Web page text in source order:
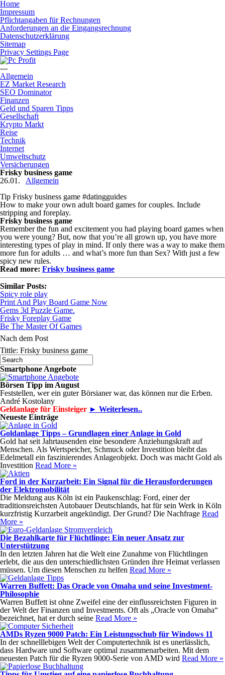
Home
Impressum
Pflichtangaben für Rechnungen
Anforderungen an die Eingangsrechnung
Datenschutzerklärung
Sitemap
Privacy Settings Page
---
Allgemein
EZ Market Research
SEO Dominator
Finanzen
Geld und Sparen Tipps
Gesellschaft
Krypto Markt
Reise
Technik
Internet
Umweltschutz
Versicherungen
Frisky business game
26.01.
Allgemein
Tip Frisky business game #datingguides
How to make your own adult board games for couples. Include
stripping and foreplay.
Frisky business game
Remember the fun and excitement you had playing board games when
you were young? But, now that you’re all grown up, you have more
interesting types of play in mind. If only there was a way to make them
more fun for adults … and what’s more fun than Sex? With just a few
spicy new rules.
Read more: Frisky business game
Similar Posts:
Spicy role play
Print And Play Board Game Now
Gems 3d Puzzle Game.
Frisky Foreplay Game
Be The Master Of Games
Nach dem Post
Tittle: Frisky business game
Smartphone Angebote
Börsen Tipp im August
Feststellen, wer ein guter Börsianer war, das können nur die Erben.
André Kostolany
Geldanlage für Einsteiger ► Weiterlesen..
Neueste Einträge
Goldanlage Tipps – Grundlagen einer Anlage in Gold
Gold hat seit Jahrtausenden eine besondere Anziehungskraft auf
Menschen. Als Wertspeicher, Schmuck oder Investition bleibt das
Edelmetall ein faszinierendes Anlageobjekt. Doch was macht Gold als
Investition Read More »
Ford in der Kurzarbeit: Ein Signal für die Herausforderungen
der Elektromobilität
Die Meldung aus Köln ist ein Paukenschlag: Ford, einer der
traditionsreichsten Autobauer Deutschlands, hat für sein Werk in Köln
kurzfristig Kurzarbeit angekündigt. Der Grund? Die Nachfrage Read
More »
Die Bezahlkarte für Flüchtlinge: Ein neuer Ansatz zur
Unterstützung
In den letzten Jahren hat die Welt eine Zunahme von Flüchtlingen
erlebt, die aus den unterschiedlichsten Gründen ihre Heimat verlassen
müssen. Um diesen Menschen zu helfen Read More »
Warren Buffett: Das Oracle von Omaha und seine Investment-
Philosophie
Warren Buffett ist ohne Zweifel eine der einflussreichsten Figuren in
der Welt der Finanzen und Investments. Oft als „Oracle von Omaha“
bezeichnet, hat er durch seine Read More »
AMDs Ryzen 9000 Patch: Ein Leistungsschub für Windows 11
In der schnelllebigen Welt der Computertechnik ist es unerlässlich,
dass Hardware und Software optimal zusammenarbeiten. Mit dem
neuesten Patch für die Ryzen 9000-Serie von AMD wird Read More »